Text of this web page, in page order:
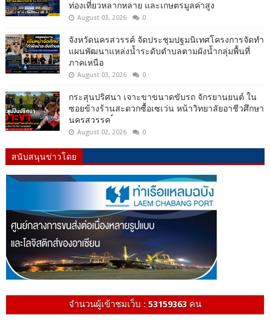
ท่องเที่ยวหลากหลาย และเกษตรมูลค่าสูง
August 03, 2026 0
จังหวัดนครสวรรค์ จัดประชุมปฐมนิเทศโครงการจัดทำ
แผนพัฒนาแหล่งน้ำระดับตำบลตามผังน้ำกลุ่มพื้นที่
ภาคเหนือ
August 03, 2026 0
กระสุนปริศนา เจาะขาขนาดขับรถ จักรยานยนต์ ใน
ซอยข้างร้านสะดวกซื้อเซเว่น หน้าวิทยาลัยอาชีวศึกษา
นครสวรรค ์
August 02, 2026 0
สนับสนุนข่าวโดย
จำนวนผู้เข้าชมเว็บ : 53159363คน